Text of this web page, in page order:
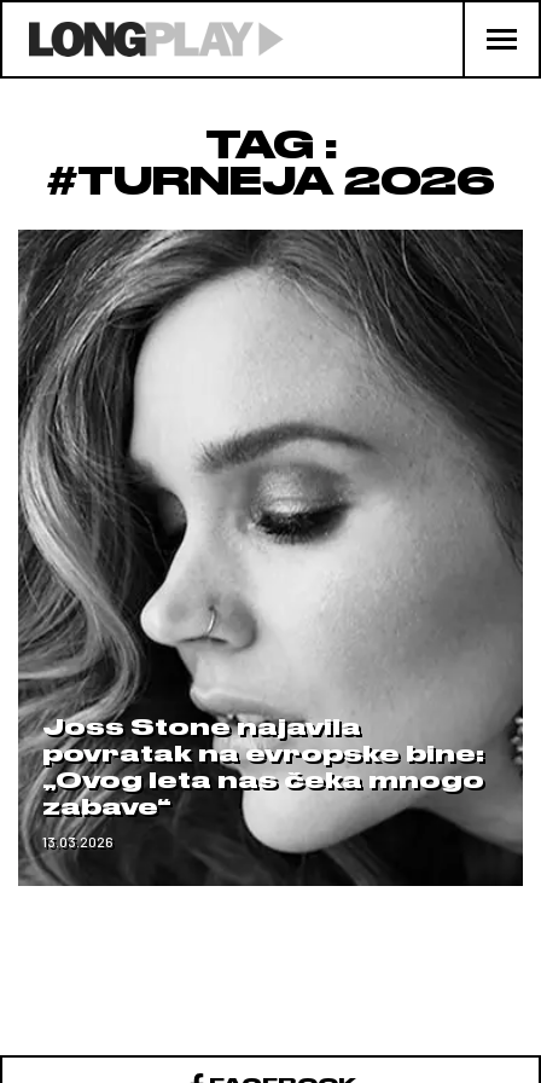
TAG :
#TURNEJA 2026
Joss Stone najavila
povratak na evropske bine:
„Ovog leta nas čeka mnogo
zabave“
13.03.2026